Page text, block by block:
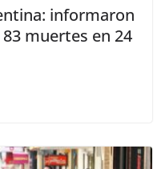
informaron
muertes en 24